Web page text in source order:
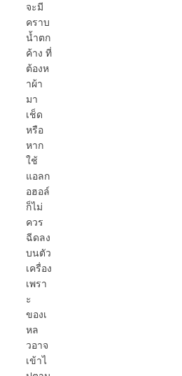
จะมี
คราบ
น้ำตก
ค้าง ที่
ต้องห
าผ้า
มา
เช็ด
หรือ
หาก
ใช้
แอลก
อฮอล์
ก็ไม่
ควร
ฉีดลง
บนตัว
เครื่อง
เพรา
ะ
ของเ
หล
วอาจ
เข้าไ